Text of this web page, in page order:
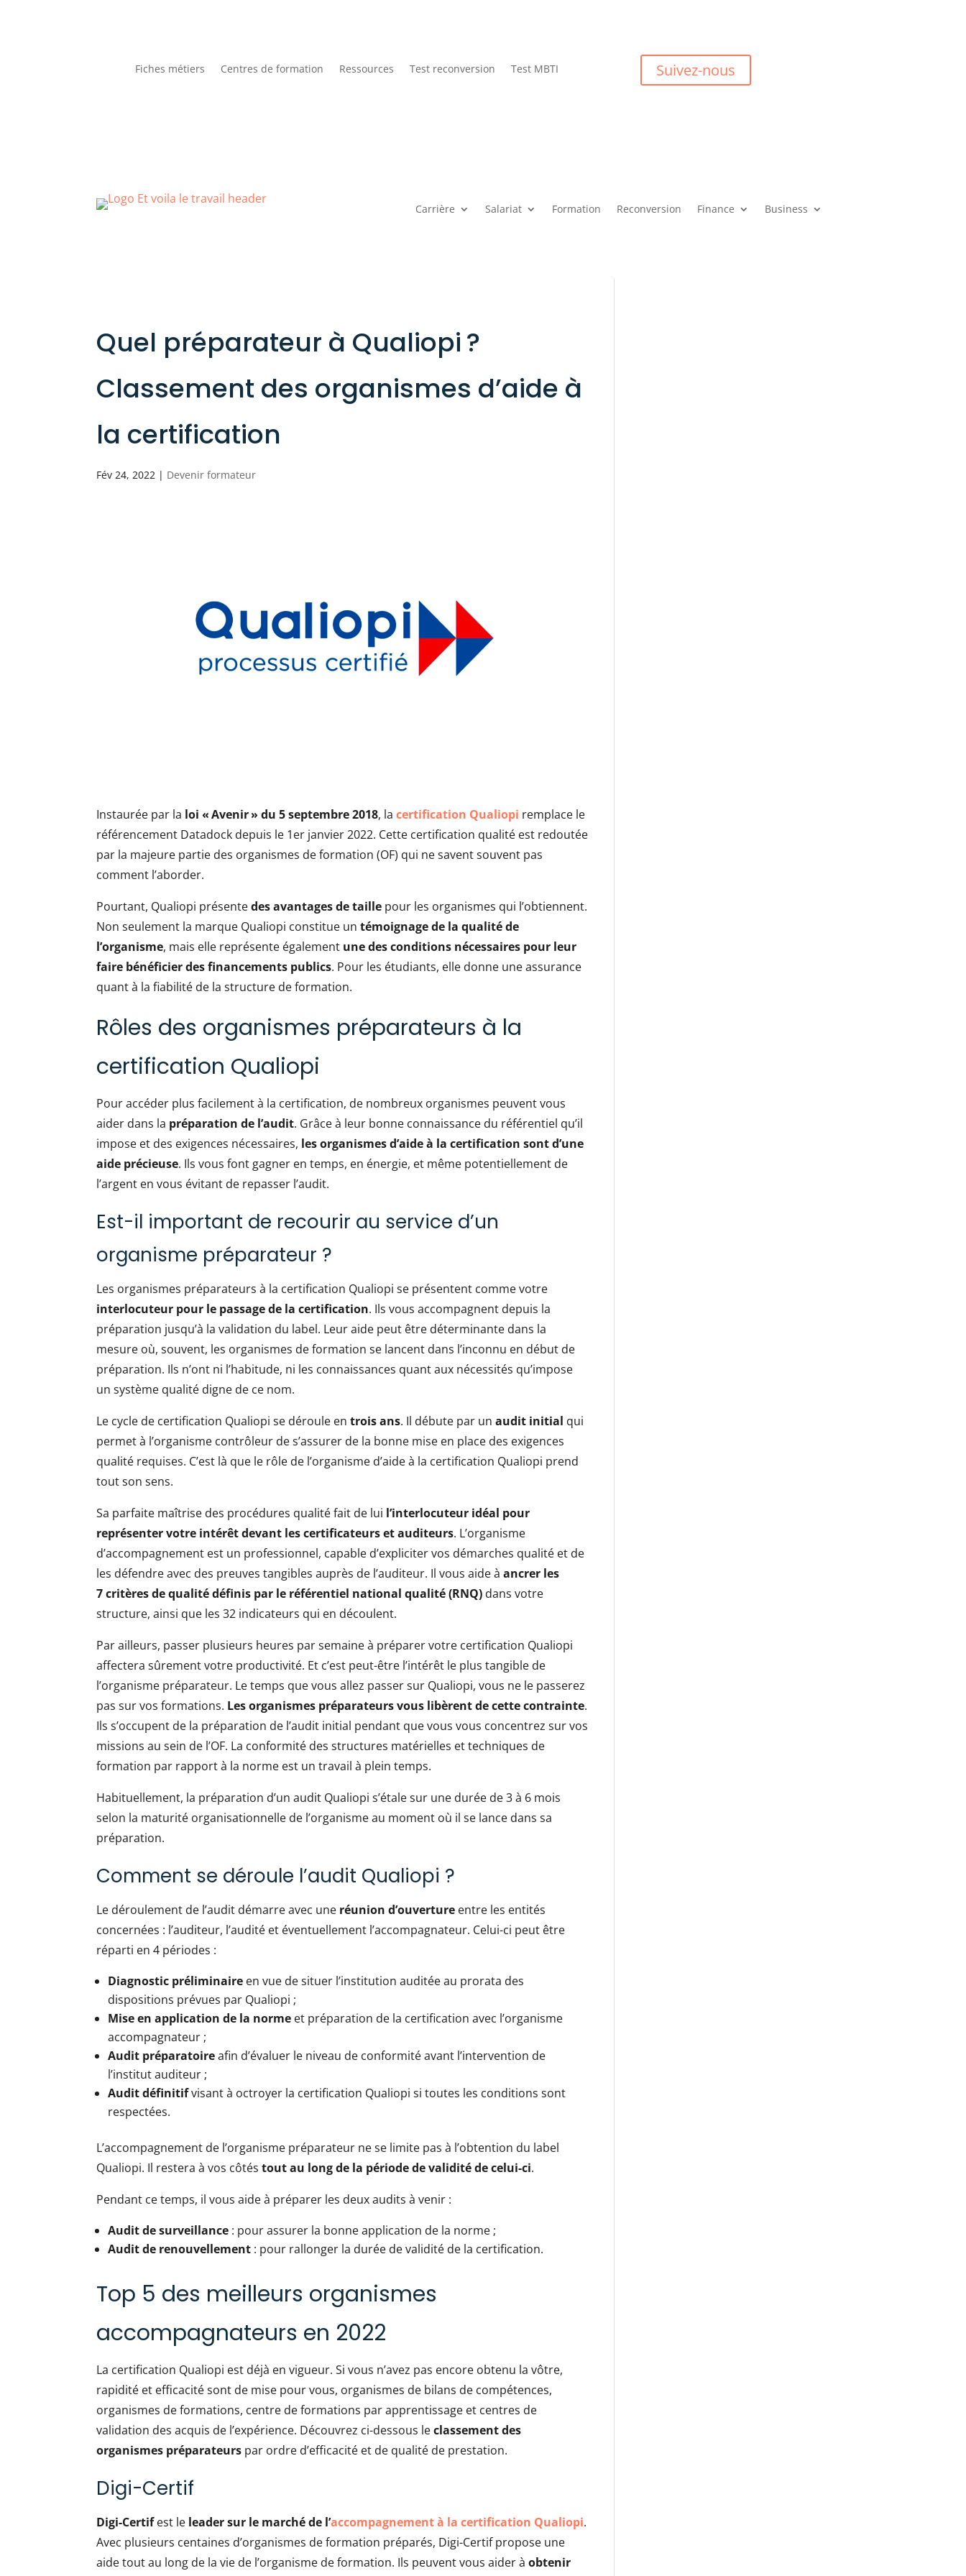
Fiches métiers Centres de formation Ressources Test reconversion Test MBTI Suivez-nous
Carrière Salariat Formation Reconversion Finance Business
Quel préparateur à Qualiopi ?
Classement des organismes d’aide à
la certification
Fév 24, 2022 | Devenir formateur
Instaurée par la loi « Avenir » du 5 septembre 2018, lacertification Qualiopi remplace le
référencement Datadock depuis le 1er janvier 2022. Cette certification qualité est redoutée
par la majeure partie des organismes de formation (OF) qui ne savent souvent pas
comment l’aborder.
Pourtant, Qualiopi présentedes avantages de taille pour les organismes qui l’obtiennent.
Non seulement la marque Qualiopi constitue untémoignage de la qualité de
l’organisme, mais elle représente également une des conditions nécessaires pour leur
faire bénéficier des financements publics. Pour les étudiants, elle donne une assurance
quant à la fiabilité de la structure de formation.
Rôles des organismes préparateurs à la
certification Qualiopi
Pour accéder plus facilement à la certification, de nombreux organismes peuvent vous
aider dans la préparation de l’audit. Grâce à leur bonne connaissance du référentiel qu’il
impose et des exigences nécessaires, les organismes d’aide à la certification sont d’une
aide précieuse. Ils vous font gagner en temps, en énergie, et même potentiellement de
l’argent en vous évitant de repasser l’audit.
Est-il important de recourir au service d’un
organisme préparateur ?
Les organismes préparateurs à la certification Qualiopi se présentent comme votre
interlocuteur pour le passage de la certification. Ils vous accompagnent depuis la
préparation jusqu’à la validation du label. Leur aide peut être déterminante dans la
mesure où, souvent, les organismes de formation se lancent dans l’inconnu en début de
préparation. Ils n’ont ni l’habitude, ni les connaissances quant aux nécessités qu’impose
un système qualité digne de ce nom.
Le cycle de certification Qualiopi se déroule entrois ans. Il débute par unaudit initial qui
permet à l’organisme contrôleur de s’assurer de la bonne mise en place des exigences
qualité requises. C’est là que le rôle de l’organisme d’aide à la certification Qualiopi prend
tout son sens.
Sa parfaite maîtrise des procédures qualité fait de lui l’interlocuteur idéal pour
représenter votre intérêt devant les certificateurs et auditeurs. L’organisme
d’accompagnement est un professionnel, capable d’expliciter vos démarches qualité et de
les défendre avec des preuves tangibles auprès de l’auditeur. Il vous aide àancrer les
7 critères de qualité définis par le référentiel national qualité (RNQ) dans votre
structure, ainsi que les 32 indicateurs qui en découlent.
Par ailleurs, passer plusieurs heures par semaine à préparer votre certification Qualiopi
affectera sûrement votre productivité. Et c’est peut-être l’intérêt le plus tangible de
l’organisme préparateur. Le temps que vous allez passer sur Qualiopi, vous ne le passerez
pas sur vos formations. Les organismes préparateurs vous libèrent de cette contrainte.
Ils s’occupent de la préparation de l’audit initial pendant que vous vous concentrez sur vos
missions au sein de l’OF. La conformité des structures matérielles et techniques de
formation par rapport à la norme est un travail à plein temps.
Habituellement, la préparation d’un audit Qualiopi s’étale sur une durée de 3 à 6 mois
selon la maturité organisationnelle de l’organisme au moment où il se lance dans sa
préparation.
Comment se déroule l’audit Qualiopi ?
Le déroulement de l’audit démarre avec une réunion d’ouverture entre les entités
concernées : l’auditeur, l’audité et éventuellement l’accompagnateur. Celui-ci peut être
réparti en 4 périodes :
Diagnostic préliminaire en vue de situer l’institution auditée au prorata des
dispositions prévues par Qualiopi ;
Mise en application de la norme et préparation de la certification avec l’organisme
accompagnateur ;
Audit préparatoireafin d’évaluer le niveau de conformité avant l’intervention de
l’institut auditeur ;
Audit définitifvisant à octroyer la certification Qualiopi si toutes les conditions sont
respectées.
L’accompagnement de l’organisme préparateur ne se limite pas à l’obtention du label
Qualiopi. Il restera à vos côtéstout au long de la période de validité de celui-ci.
Pendant ce temps, il vous aide à préparer les deux audits à venir :
Audit de surveillance : pour assurer la bonne application de la norme ;
Audit de renouvellement : pour rallonger la durée de validité de la certification.
Top 5 des meilleurs organismes
accompagnateurs en 2022
La certification Qualiopi est déjà en vigueur. Si vous n’avez pas encore obtenu la vôtre,
rapidité et efficacité sont de mise pour vous, organismes de bilans de compétences,
organismes de formations, centre de formations par apprentissage et centres de
validation des acquis de l’expérience. Découvrez ci-dessous leclassement des
organismes préparateurs par ordre d’efficacité et de qualité de prestation.
Digi-Certif
Digi-Certifest le leader sur le marché de l’accompagnement à la certification Qualiopi.
Avec plusieurs centaines d’organismes de formation préparés, Digi-Certif propose une
aide tout au long de la vie de l’organisme de formation. Ils peuvent vous aider àobtenir